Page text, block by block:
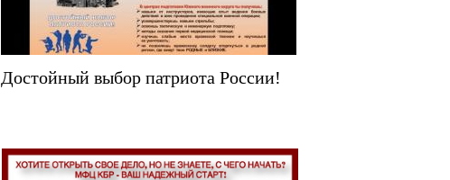
Достойный выбор патриота России!